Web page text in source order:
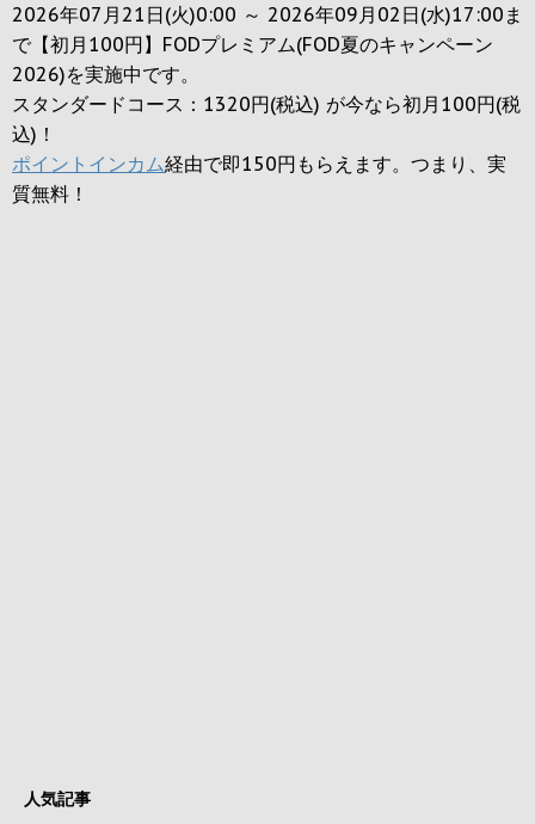
2026年07月21日(火)0:00 ～ 2026年09月02日(水)17:00ま
で【初月100円】FODプレミアム(FOD夏のキャンペーン
2026)を実施中です。
スタンダードコース：1320円(税込) が今なら初月100円(税
込)！
ポイントインカム経由で即150円もらえます。つまり、実
質無料！
人気記事